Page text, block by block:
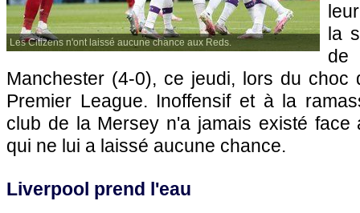
Les Citizens n'ont laissé aucune chance aux Reds.
la
Manchester (4-0), ce jeudi, lors du choc
Premier League. Inoffensif et à la
club de la Mersey n'a jamais existé face
qui ne lui a laissé aucune chance.
Liverpool prend l'eau